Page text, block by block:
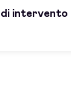
intervento